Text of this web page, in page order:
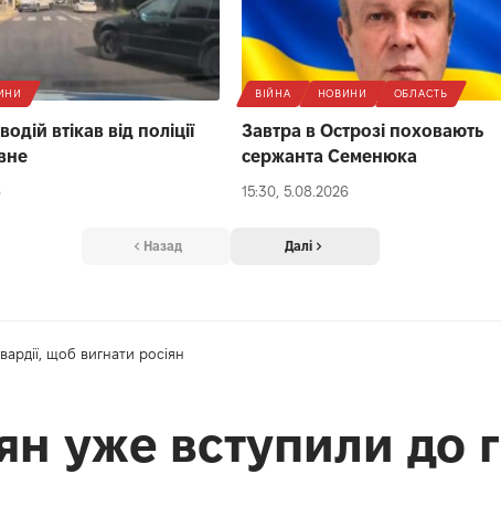
втікав від поліції
ВІЙНА НОВИНИ ОБЛАСТЬ
Завтра в Острозі поховають
сержанта Семенюка
15:30, 5.08.2026
Назад Далі
щоб вигнати росіян
уже вступили до